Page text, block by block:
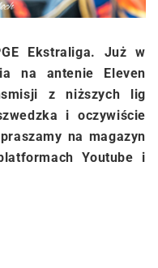
Ekstraliga. Już w
na antenie Eleven
z niższych lig
i oczywiście
na magazyn
Youtube i